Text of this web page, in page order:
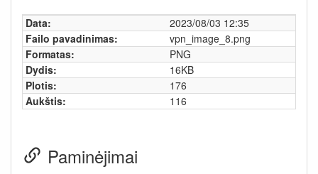
Data:
2023/08/03 12:35
Failo pavadinimas:
vpn_image_8.png
Formatas:
PNG
Dydis:
16KB
Plotis:
176
Aukštis:
116
Paminėjimai